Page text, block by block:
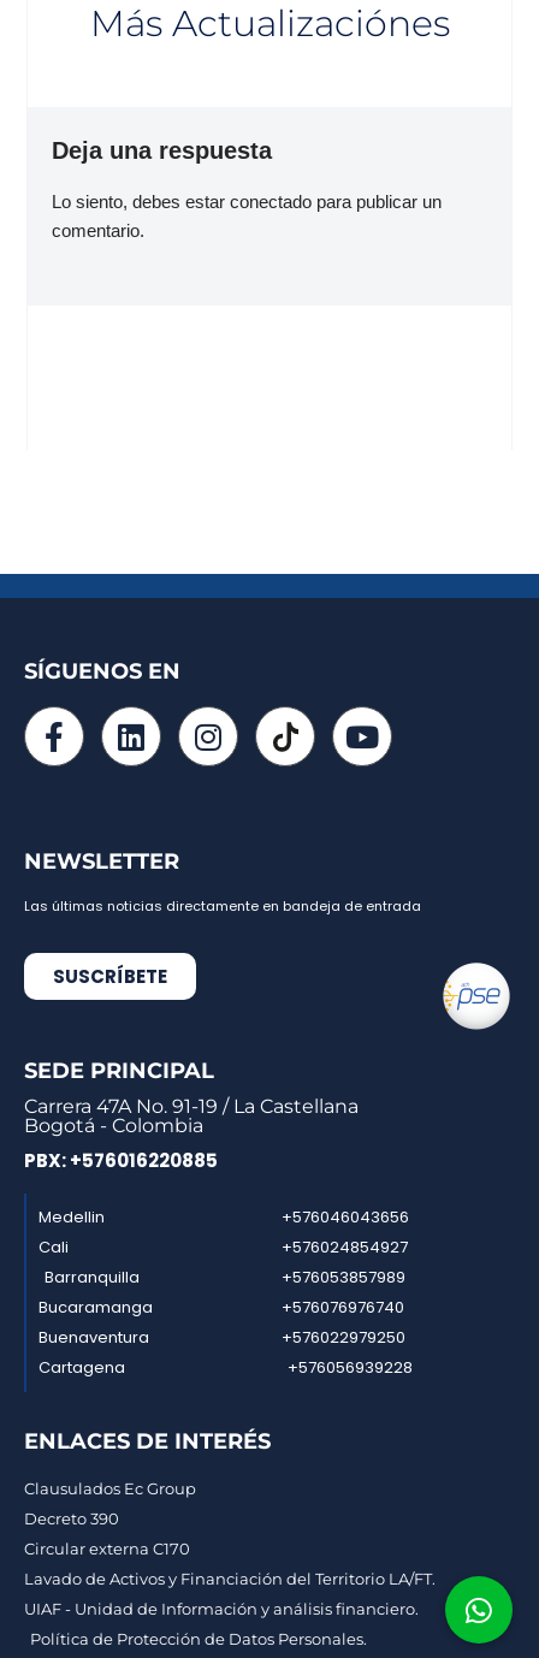
Más Actualizaciónes
Deja una respuesta
Lo siento, debes estarconectado para publicar un
comentario.
SÍGUENOS EN
NEWSLETTER
Las últimas noticias directamente en bandeja de entrada
SUSCRÍBETE
SEDE PRINCIPAL
Carrera 47A No. 91-19 / La Castellana
Bogotá - Colombia
PBX: +576016220885
Medellin
Cali
Barranquilla
Bucaramanga
Buenaventura
Cartagena
+576046043656
+576024854927
+576053857989
+576076976740
+576022979250
+576056939228
ENLACES DE INTERÉS
Clausulados Ec Group
Decreto 390
Circular externa C170
Lavado de Activos y Financiación del Territorio LA/FT.
UIAF - Unidad de Información y análisis financiero.
Política de Protección de Datos Personales.